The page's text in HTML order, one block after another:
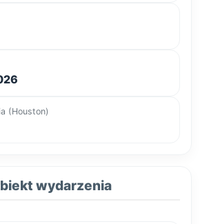
(Houston)
wydarzenia